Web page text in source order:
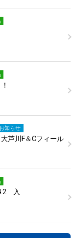
知らせ
芦川F＆Cフィール
入